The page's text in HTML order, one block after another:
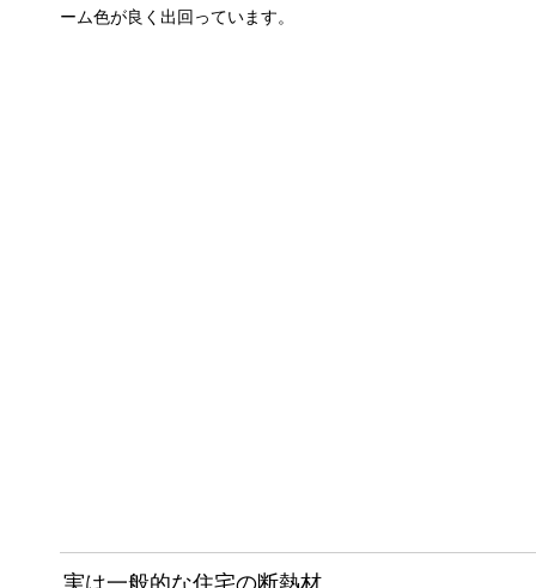
ーム色が良く出回っています。
実は一般的な住宅の断熱材